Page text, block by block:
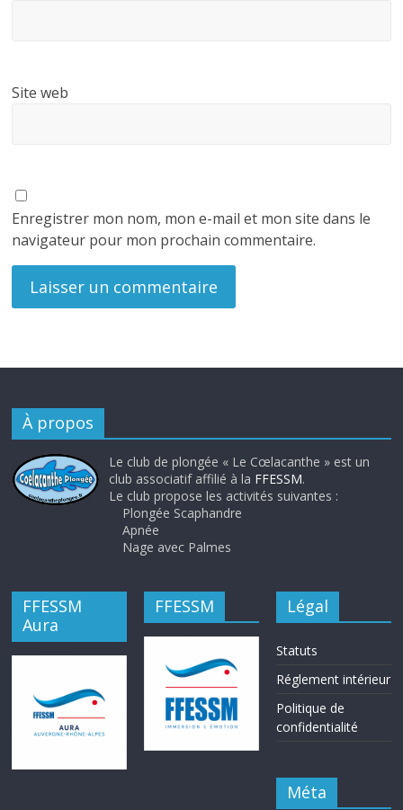
Site web
Enregistrer mon nom, mon e-mail et mon site dans le
navigateur pour mon prochain commentaire.
À propos
Le club de plongée « Le Cœlacanthe » est un
club associatif affilié à la FFESSM.
Le club propose les activités suivantes :
Plongée Scaphandre
Apnée
Nage avec Palmes
FFESSM
Aura
FFESSM Légal
Statuts
Réglement intérieur
Politique de
confidentialité
Méta